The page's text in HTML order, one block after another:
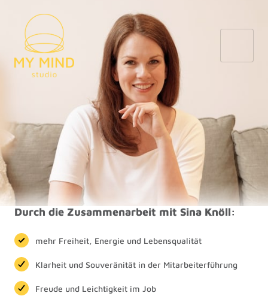
Durch die Zusammenarbeit mit Sina Knöll:
mehr Freiheit, Energie und Lebensqualität
Klarheit und Souveränität in der Mitarbeiterführung
Freude und Leichtigkeit im Job